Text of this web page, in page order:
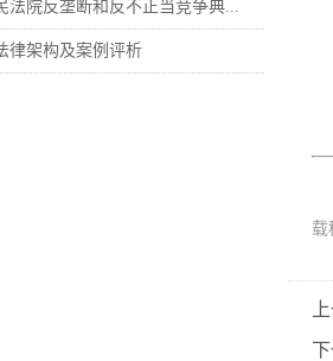
法院反垄断和反不正当竞争典...
律架构及案例评析
载